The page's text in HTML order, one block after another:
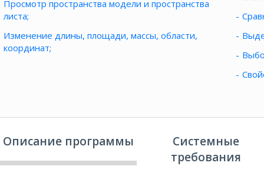
Просмотр пространства модели и пространства
листа;
Изменение длины, площади, массы, области,
координат;
Описание программы
Системные
требования